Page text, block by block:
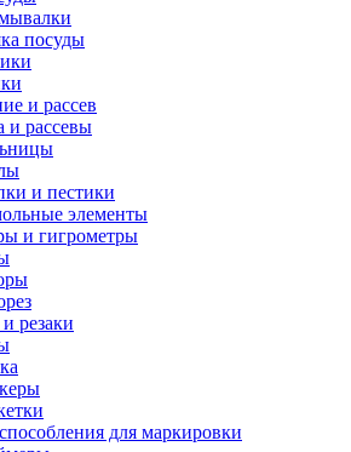
посуды
и рассев
и рассевы
и пестики
элементы
и гигрометры
резаки
для маркировки